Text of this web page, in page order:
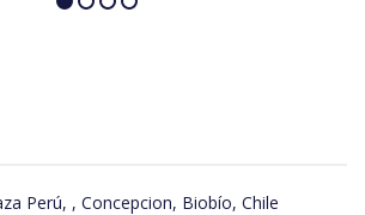
Perú, , Concepcion, Biobío, Chile